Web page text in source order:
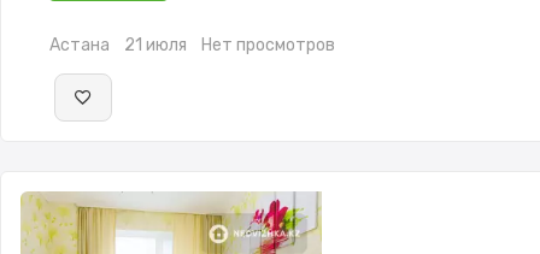
Астана 21 июля Нет просмотров